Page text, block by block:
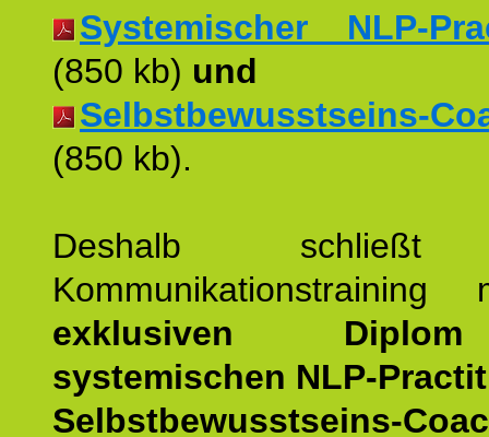
Systemischer NLP-
(850 kb) und
Selbstbewusstseins-
(850 kb).
Deshalb schließt
exklusiven
systemischen NLP-
Selbstbewusstseins-